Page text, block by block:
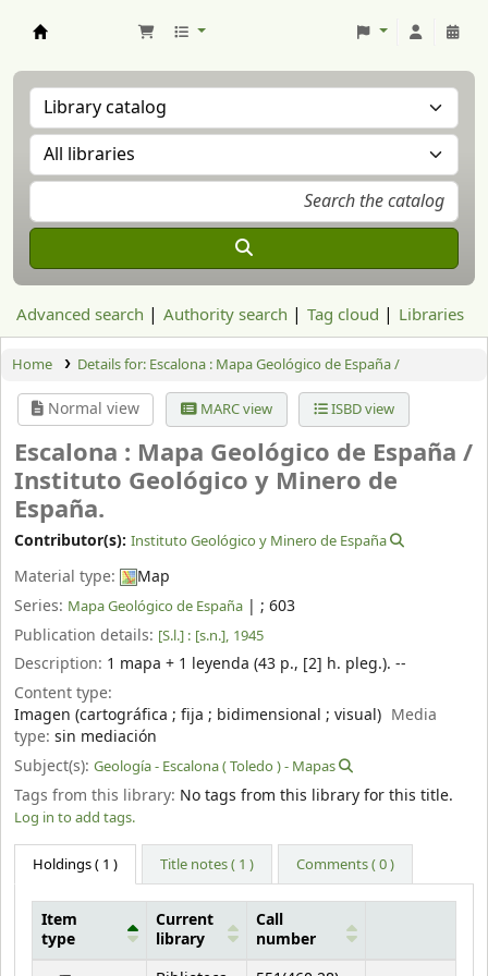
Advanced search Authority search Tag cloud Libraries
Home Details for: Escalona : Mapa Geológico de España /
Normal view MARC view ISBD view
Escalona : Mapa Geológico de España /
Instituto Geológico y Minero de
España.
Contributor(s): Instituto Geológico y Minero de España
Material type:
Map
Series: Mapa Geológico de España | ; 603
Publication details: [S.l.] : [s.n.], 1945
Description: 1 mapa + 1 leyenda (43 p., [2] h. pleg.). --
Content type:
Imagen (cartográfica ; fija ; bidimensional ; visual) Media
type: sin mediación
Subject(s): Geología - Escalona ( Toledo ) - Mapas
Tags from this library: No tags from this library for this title.
Log in to add tags.
Holdings( 1 ) Title notes ( 1 ) Comments ( 0 )
Holdings
Item
type
Current
library
Call
number